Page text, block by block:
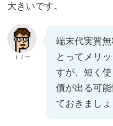
大きいです。
トミー
端末代実質
とってメリ
すが、短く
債が出る可
ておきましょ